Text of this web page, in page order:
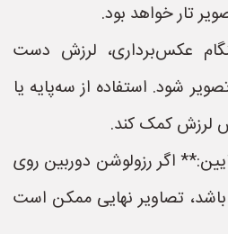
تار خواهد بود.
عکس‌برداری، لرزش دست
شود. استفاده از سه‌پایه یا
لرزش کمک کند.
اگر رزولوشن دوربین روی
تصاویر نهایی ممکن است